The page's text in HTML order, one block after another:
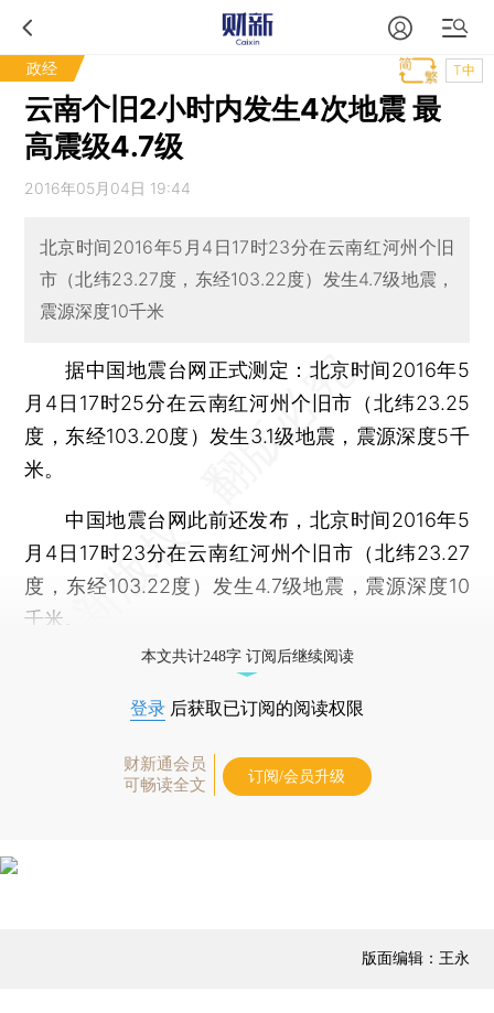
政经 T中
云南个旧2小时内发生4次地震 最
高震级4.7级
2016年05月04日 19:44
北京时间2016年5月4日17时23分在云南红河州个旧
市（北纬23.27度，东经103.22度）发生4.7级地震，
震源深度10千米
据中国地震台网正式测定：北京时间2016年5
月4日17时25分在云南红河州个旧市（北纬23.25
度，东经103.20度）发生3.1级地震，震源深度5千
米。
中国地震台网此前还发布，北京时间2016年5
月4日17时23分在云南红河州个旧市（北纬23.27
度，东经103.22度）发生4.7级地震，震源深度10
千米。
本文共计248字 订阅后继续阅读
登录 后获取已订阅的阅读权限
财新通会员
可畅读全文
订阅/会员升级
版面编辑：王永